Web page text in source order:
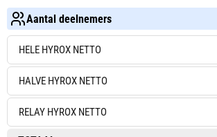
Aantal deelnemers
HELE HYROX NETTO
HALVE HYROX NETTO
RELAY HYROX NETTO